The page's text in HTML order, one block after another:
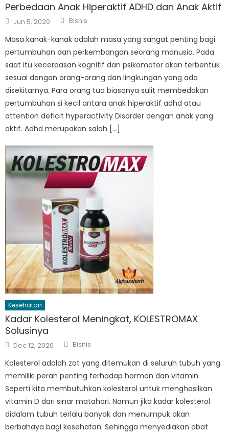
Perbedaan Anak Hiperaktif ADHD dan Anak Aktif
Posted
on
Jun 5, 2020 Author
Bisnis
Masa kanak-kanak adalah masa yang sangat penting bagi
pertumbuhan dan perkembangan seorang manusia. Pada
saat itu kecerdasan kognitif dan psikomotor akan terbentuk
sesuai dengan orang-orang dan lingkungan yang ada
disekitarnya. Para orang tua biasanya sulit membedakan
pertumbuhan si kecil antara anak hiperaktif adhd atau
attention deficit hyperactivity Disorder dengan anak yang
aktif. Adhd merupakan salah […]
Kesehatan
Kadar Kolesterol Meningkat, KOLESTROMAX
Solusinya
Posted
on
Dec 12, 2020 Author
Bisnis
Kolesterol adalah zat yang ditemukan di seluruh tubuh yang
memiliki peran penting terhadap hormon dan vitamin.
Seperti kita membutuhkan kolesterol untuk menghasilkan
vitamin D dari sinar matahari. Namun jika kadar kolesterol
didalam tubuh terlalu banyak dan menumpuk akan
berbahaya bagi kesehatan. Sehingga menyediakan obat